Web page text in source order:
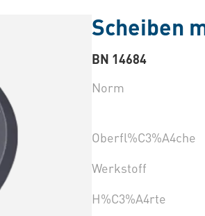
Scheiben
BN 14684
Norm
Oberfl%C3%A4che
Werkstoff
H%C3%A4rte